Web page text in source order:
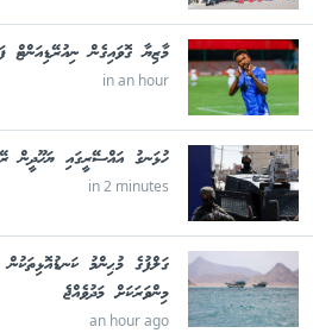
މާޒިޔާ ގޮވައިގެން ނިއުރޭޑިއަންޓް
in an hour
ހުޅަނގު އައްސޭރީގައި ޔަހޫދީން
in 2 minutes
ގަލްފުގެ މުޙިންމު
މިންވަރަކަށް މަދުވެއްޖެ
an hour ago